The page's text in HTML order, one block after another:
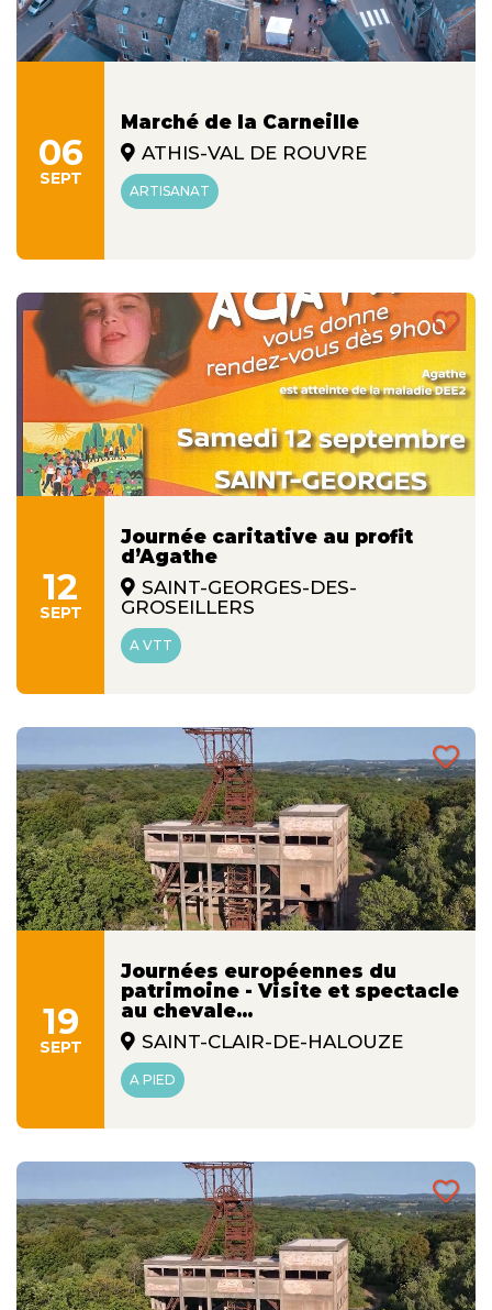
06
SEPT
Marché de la Carneille
ATHIS-VAL DE ROUVRE
ARTISANAT
12
SEPT
Journée caritative au profit
d’Agathe
SAINT-GEORGES-DES-
GROSEILLERS
A VTT
19
SEPT
Journées européennes du
patrimoine - Visite et spectacle
au chevale...
SAINT-CLAIR-DE-HALOUZE
A PIED